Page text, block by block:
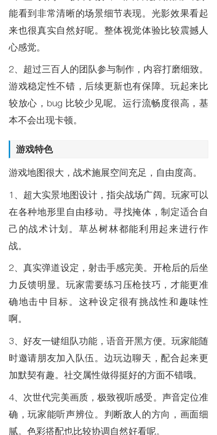
能看到非常清晰的场景细节表现。光影效果看起
来也很真实自然好呢。整体视觉体验比较震撼人
心感觉。
2、超过三百人的团队参与制作，内容打磨细致。
游戏稳定性不错，后续更新也有保障。玩起来比
较放心，bug 比较少见呢。运行流畅度很高，基
本不会出现卡顿。
游戏特色
游戏地图很大，战术施展空间充足，自由度高。
1、超大实景地图设计，指尖战场广阔。玩家可以
在各种地形里自由移动。寻找掩体，制定适合自
己的战术计划。草丛树林都能利用起来进行作
战。
2、真实弹道设定，射击手感完美。开枪后的后坐
力反馈明显。玩家需要练习压枪技巧，才能更准
确地击中目标。这种设定很有挑战性和趣味性
啊。
3、好友一键组队功能，语音开黑方便。玩家能随
时邀请朋友加入队伍。边玩边聊天，配合起来更
加默契有趣。社交属性做得挺好的方面不错哦。
4、次世代完美画质，极致视听感受。声音定位准
确，玩家能听声辨位。判断敌人的方向，画面细
腻。色彩搭配也比较协调自然好看呢。